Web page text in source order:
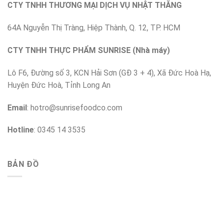
CTY TNHH THƯƠNG MẠI DỊCH VỤ NHẬT THĂNG
64A Nguyễn Thị Tràng, Hiệp Thành, Q. 12, TP. HCM
CTY TNHH THỰC PHẨM SUNRISE (Nhà máy)
Lô F6, Đường số 3, KCN Hải Sơn (GĐ 3 + 4), Xã Đức Hoà Hạ,
Huyện Đức Hoà, Tỉnh Long An
Email: hotro@sunrisefoodco.com
Hotline: 0345 14 3535
BẢN ĐỒ